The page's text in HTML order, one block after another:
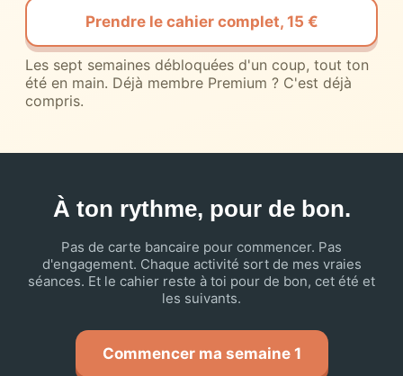
Prendre le cahier complet, 15 €
Les sept semaines débloquées d'un coup, tout ton
été en main. Déjà membre Premium ? C'est déjà
compris.
À ton rythme, pour de bon.
Pas de carte bancaire pour commencer. Pas
d'engagement. Chaque activité sort de mes vraies
séances. Et le cahier reste à toi pour de bon, cet été et
les suivants.
Commencer ma semaine 1